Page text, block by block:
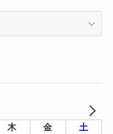
木 金 土